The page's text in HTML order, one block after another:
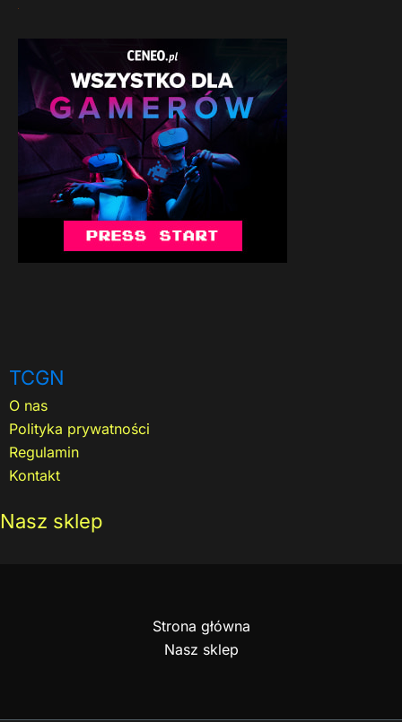
TCGN
O nas
Polityka prywatności
Regulamin
Kontakt
Nasz sklep
Strona główna
Nasz sklep